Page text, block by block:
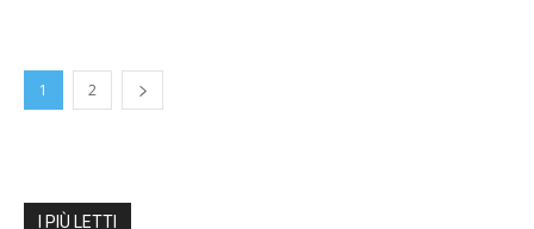
1 2
I PIÙ LETTI